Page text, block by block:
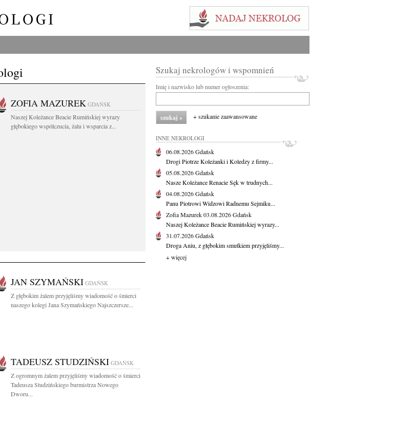
ZOFIA MAZUREK GDAŃSK
Naszej Koleżance Beacie Rumińskiej wyrazy
głębokiego współczucia, żalu i wsparcia z...
JAN SZYMAŃSKI GDAŃSK
Z głębokim żalem przyjęliśmy wiadomość o śmierci
naszego kolegi Jana Szymańskiego Najszczersze...
TADEUSZ STUDZIŃSKI GDAŃSK
Z ogromnym żalem przyjęliśmy wiadomość o śmierci
Tadeusza Studzińskiego burmistrza Nowego
Dworu...
Szukaj nekrologów i wspomnień
Imię i nazwisko lub numer ogłoszenia:
+ szukanie zaawansowane
INNE NEKROLOGI
06.08.2026Gdańsk
Drogi Piotrze Koleżanki i Koledzy z firmy...
05.08.2026Gdańsk
Nasze Koleżance Renacie Sęk w trudnych...
04.08.2026Gdańsk
Panu Piotrowi Widzowi Radnemu Sejmiku...
Zofia Mazurek03.08.2026Gdańsk
Naszej Koleżance Beacie Rumińskiej wyrazy...
31.07.2026Gdańsk
Droga Aniu, z głębokim smutkiem przyjęliśmy...
+ więcej